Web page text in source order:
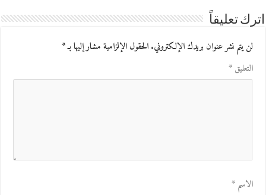
اترك تعليقاً
لن يتم نشر عنوان بريدك الإلكتروني.الحقول الإلزامية مشار إليها بـ*
التعليق*
الاسم*